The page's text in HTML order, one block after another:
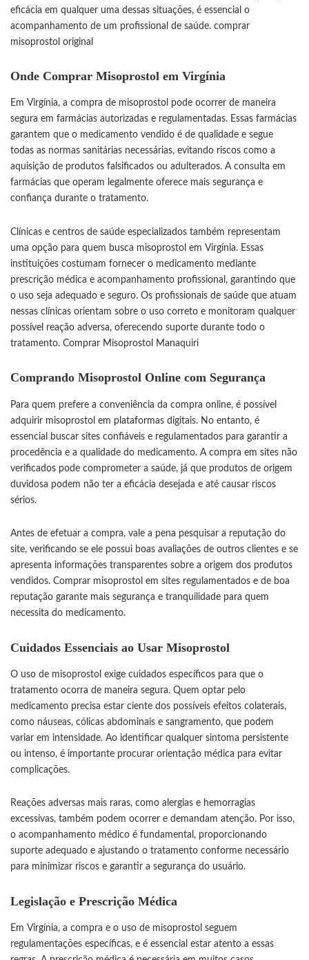
eficácia em qualquer uma dessas situações, é essencial o
acompanhamento de um profissional de saúde. comprar
misoprostol original
Onde Comprar Misoprostol em Virgínia
Em Virgínia, a compra de misoprostol pode ocorrer de maneira
segura em farmácias autorizadas e regulamentadas. Essas farmácias
garantem que o medicamento vendido é de qualidade e segue
todas as normas sanitárias necessárias, evitando riscos como a
aquisição de produtos falsificados ou adulterados. A consulta em
farmácias que operam legalmente oferece mais segurança e
confiança durante o tratamento.
Clínicas e centros de saúde especializados também representam
uma opção para quem busca misoprostol em Virgínia. Essas
instituições costumam fornecer o medicamento mediante
prescrição médica e acompanhamento profissional, garantindo que
o uso seja adequado e seguro. Os profissionais de saúde que atuam
nessas clínicas orientam sobre o uso correto e monitoram qualquer
possível reação adversa, oferecendo suporte durante todo o
tratamento. Comprar Misoprostol Manaquiri
Comprando Misoprostol Online com Segurança
Para quem prefere a conveniência da compra online, é possível
adquirir misoprostol em plataformas digitais. No entanto, é
essencial buscar sites confiáveis e regulamentados para garantir a
procedência e a qualidade do medicamento. A compra em sites não
verificados pode comprometer a saúde, já que produtos de origem
duvidosa podem não ter a eficácia desejada e até causar riscos
sérios.
Antes de efetuar a compra, vale a pena pesquisar a reputação do
site, verificando se ele possui boas avaliações de outros clientes e se
apresenta informações transparentes sobre a origem dos produtos
vendidos. Comprar misoprostol em sites regulamentados e de boa
reputação garante mais segurança e tranquilidade para quem
necessita do medicamento.
Cuidados Essenciais ao Usar Misoprostol
O uso de misoprostol exige cuidados específicos para que o
tratamento ocorra de maneira segura. Quem optar pelo
medicamento precisa estar ciente dos possíveis efeitos colaterais,
como náuseas, cólicas abdominais e sangramento, que podem
variar em intensidade. Ao identificar qualquer sintoma persistente
ou intenso, é importante procurar orientação médica para evitar
complicações.
Reações adversas mais raras, como alergias e hemorragias
excessivas, também podem ocorrer e demandam atenção. Por isso,
o acompanhamento médico é fundamental, proporcionando
suporte adequado e ajustando o tratamento conforme necessário
para minimizar riscos e garantir a segurança do usuário.
Legislação e Prescrição Médica
Em Virgínia, a compra e o uso de misoprostol seguem
regulamentações específicas, e é essencial estar atento a essas